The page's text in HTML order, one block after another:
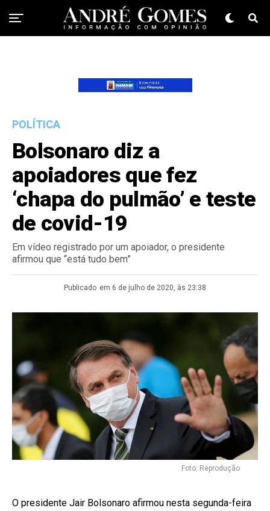
POLÍTICA
Bolsonaro diz a
apoiadores que fez
‘chapa do pulmão’ e teste
de covid-19
Em vídeo registrado por um apoiador, o presidente
afirmou que “está tudo bem”
Publicado em 6 de julho de 2020, às 23:38
Foto: Reprodução
O presidente Jair Bolsonaro afirmou nesta segunda-feira